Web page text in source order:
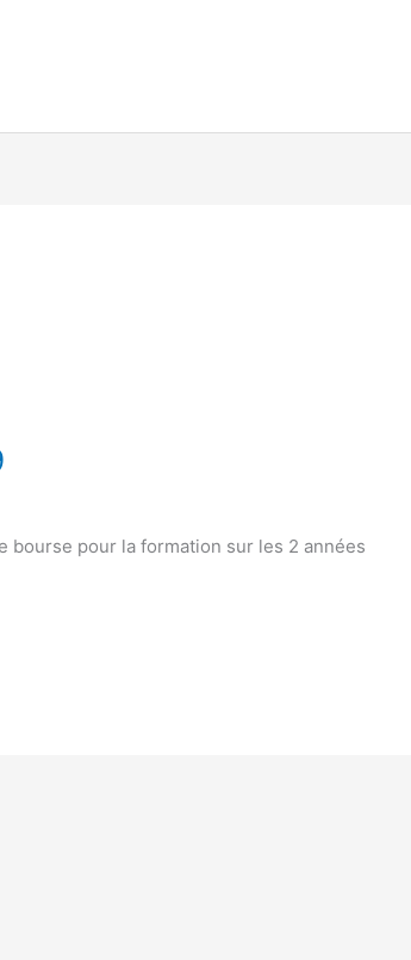
bourse pour la formation sur les 2 années